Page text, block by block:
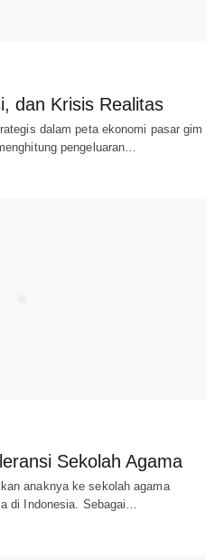
dan Krisis Realitas
dalam peta ekonomi pasar gim
pengeluaran…
Sekolah Agama
anaknya ke sekolah agama
di Indonesia. Sebagai…